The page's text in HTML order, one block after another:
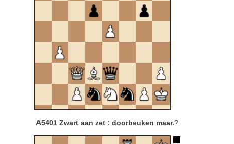
A5401 Zwart aan zet : doorbeuken maar.?